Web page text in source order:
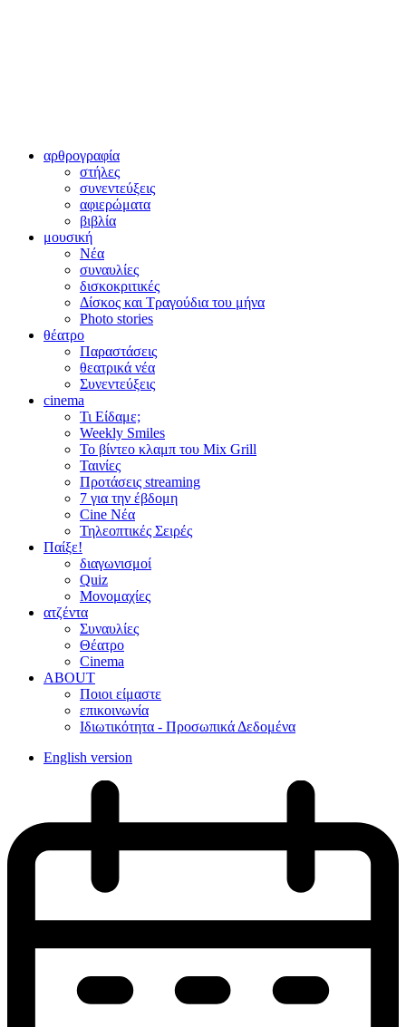
αρθρογραφία
στήλες
συνεντεύξεις
αφιερώματα
βιβλία
μουσική
Νέα
συναυλίες
δισκοκριτικές
Δίσκος και Τραγούδια του μήνα
Photo stories
θέατρο
Παραστάσεις
θεατρικά νέα
Συνεντεύξεις
cinema
Τι Είδαμε;
Weekly Smiles
Το βίντεο κλαμπ του Mix Grill
Ταινίες
Προτάσεις streaming
7 για την έβδομη
Cine Νέα
Τηλεοπτικές Σειρές
Παίξε!
διαγωνισμοί
Quiz
Μονομαχίες
ατζέντα
Συναυλίες
Θέατρο
Cinema
ABOUT
Ποιοι είμαστε
επικοινωνία
Ιδιωτικότητα - Προσωπικά Δεδομένα
English version